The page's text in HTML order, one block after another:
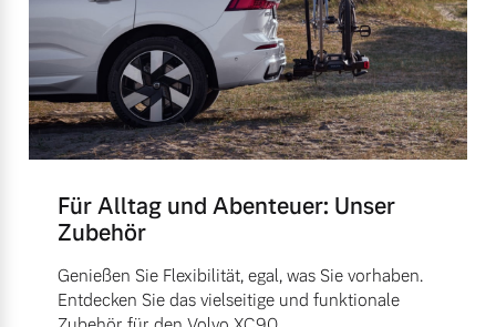
Für Alltag und Abenteuer: Unser
Zubehör
Genießen Sie Flexibilität, egal, was Sie vorhaben.
Entdecken Sie das vielseitige und funktionale